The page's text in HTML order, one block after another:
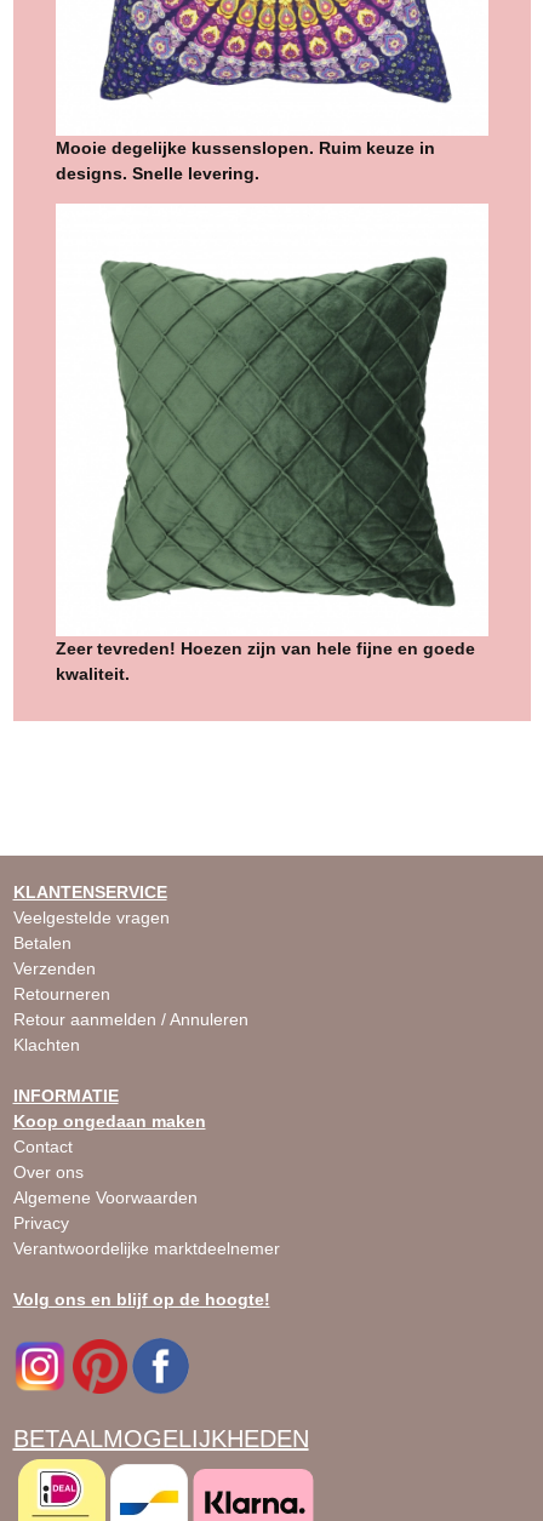
Mooie degelijke kussenslopen. Ruim keuze in
designs. Snelle levering.
Zeer tevreden! Hoezen zijn van hele fijne en goede
kwaliteit.
KLANTENSERVICE
Veelgestelde vragen
Betalen
Verzenden
Retourneren
Retour aanmelden / Annuleren
Klachten
INFORMATIE
Koop ongedaan maken
Contact
Over ons
Algemene Voorwaarden
Privacy
Verantwoordelijke marktdeelnemer
Volg ons en blijf op de hoogte!
BETAALMOGELIJKHEDEN